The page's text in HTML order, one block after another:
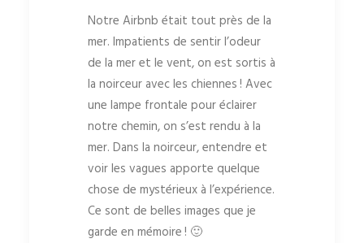
Notre Airbnb était tout près de la
mer. Impatients de sentir l’odeur
de la mer et le vent, on est sortis à
la noirceur avec les chiennes ! Avec
une lampe frontale pour éclairer
notre chemin, on s’est rendu à la
mer. Dans la noirceur, entendre et
voir les vagues apporte quelque
chose de mystérieux à l’expérience.
Ce sont de belles images que je
garde en mémoire ! 🙂